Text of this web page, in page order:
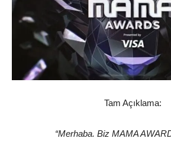
Tam Açıklama:
“Merhaba. Biz MAMA